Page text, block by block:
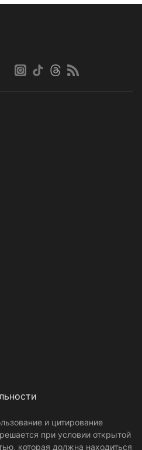
и цитирование
при условии открытой
которая должна находиться